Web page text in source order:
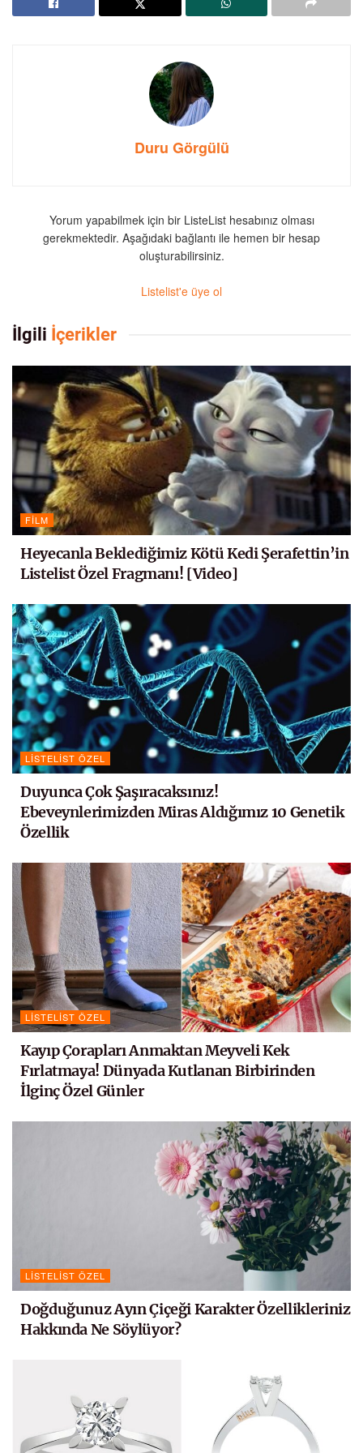
Duru Görgülü
Yorum yapabilmek için bir ListeList hesabınız olması
gerekmektedir. Aşağıdaki bağlantı ile hemen bir hesap
oluşturabilirsiniz.
Listelist'e üye ol
İlgili İçerikler
FILM
Heyecanla Beklediğimiz Kötü Kedi Şerafettin’in
Listelist Özel Fragmanı! [Video]
LISTELIST ÖZEL
Duyunca Çok Şaşıracaksınız!
Ebeveynlerimizden Miras Aldığımız 10 Genetik
Özellik
LISTELIST ÖZEL
Kayıp Çorapları Anmaktan Meyveli Kek
Fırlatmaya! Dünyada Kutlanan Birbirinden
İlginç Özel Günler
LISTELIST ÖZEL
Doğduğunuz Ayın Çiçeği Karakter Özellikleriniz
Hakkında Ne Söylüyor?